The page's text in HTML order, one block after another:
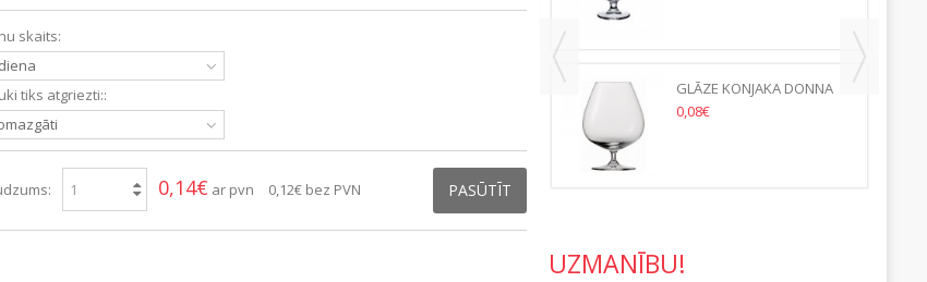
skaits:
tiks atgriezti::
PASŪTĪT
0,14€ ar pvn 0,12€bez PVN
GLĀZE KONJAKA DONNA
370ML-(24.GB/KASTE)
0,08€
UZMANĪBU!